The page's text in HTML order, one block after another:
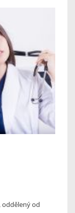
oddělený od